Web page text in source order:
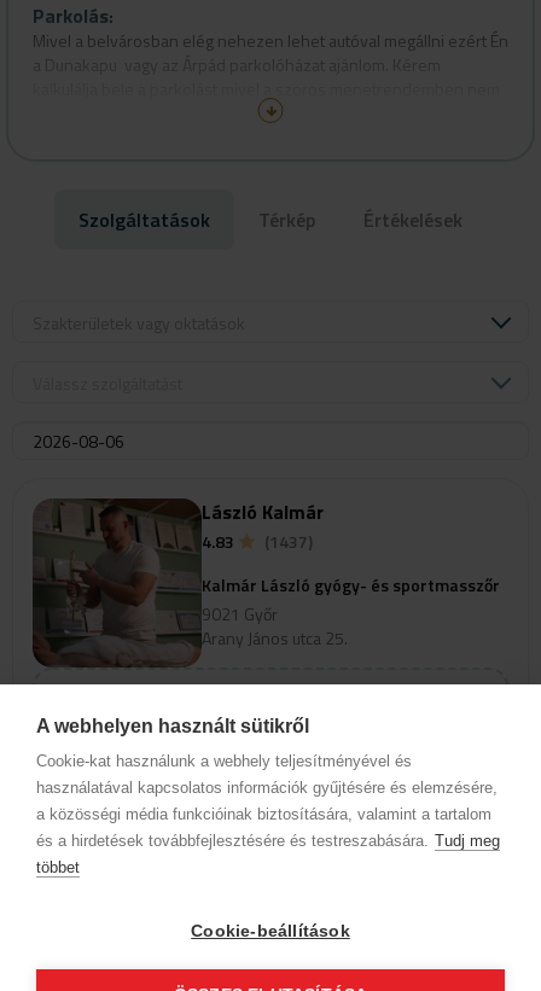
A webhelyen használt sütikről
Cookie-kat használunk a webhely teljesítményével és
használatával kapcsolatos információk gyűjtésére és elemzésére,
a közösségi média funkcióinak biztosítására, valamint a tartalom
és a hirdetések továbbfejlesztésére és testreszabására. Tudj meg
többet
Cookie-beállítások
Péntek: 7:00-19:00
Szombat-Vasárnap: Zárva
Parkolás:
Mivel a belvárosban elég nehezen lehet autóval megállni ezért Én
Szolgáltatások Térkép Értékelések
Szolgáltatások
Az időpontok megjelenéséhez
válassz szakterületet és szolgáltatást
László Kalmár
4.83
(1437)
Kalmár László gyógy- és sportmasszőr
9021 Győr
Arany János utca 25.